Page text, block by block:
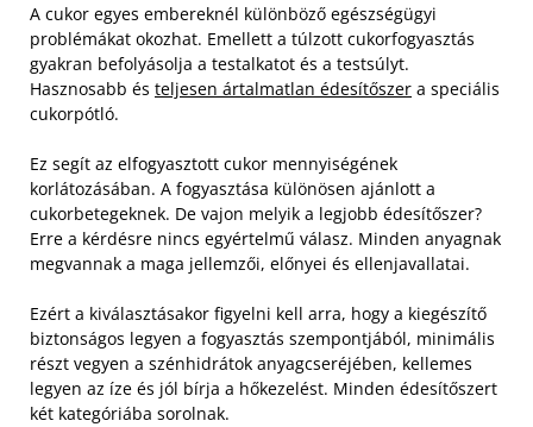
A cukor egyes embereknél különböző egészségügyi
problémákat okozhat. Emellett a túlzott cukorfogyasztás
gyakran befolyásolja a testalkatot és a testsúlyt.
Hasznosabb és teljesen ártalmatlan édesítőszer a speciális
cukorpótló.
Ez segít az elfogyasztott cukor mennyiségének
korlátozásában. A fogyasztása különösen ajánlott a
cukorbetegeknek. De vajon melyik a legjobb édesítőszer?
Erre a kérdésre nincs egyértelmű válasz. Minden anyagnak
megvannak a maga jellemzői, előnyei és ellenjavallatai.
Ezért a kiválasztásakor figyelni kell arra, hogy a kiegészítő
biztonságos legyen a fogyasztás szempontjából, minimális
részt vegyen a szénhidrátok anyagcseréjében, kellemes
legyen az íze és jól bírja a hőkezelést. Minden édesítőszert
két kategóriába sorolnak.